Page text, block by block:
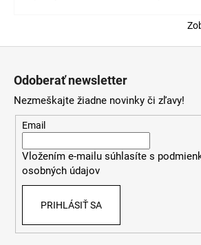
Odoberať newsletter
Nezmeškajte žiadne novinky či zľavy!
Email
Vložením e-mailu súhlasíte s
osobných údajov
PRIHLÁSIŤ SA